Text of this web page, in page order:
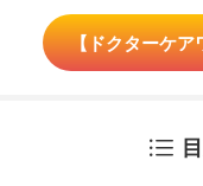
【ドクターケア